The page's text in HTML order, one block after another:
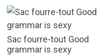
Sac fourre-tout Good
grammar is sexy